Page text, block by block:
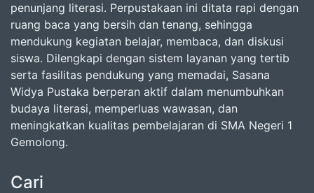
penunjang literasi. Perpustakaan ini ditata rapi dengan
ruang baca yang bersih dan tenang, sehingga
mendukung kegiatan belajar, membaca, dan diskusi
siswa. Dilengkapi dengan sistem layanan yang tertib
serta fasilitas pendukung yang memadai, Sasana
Widya Pustaka berperan aktif dalam menumbuhkan
budaya literasi, memperluas wawasan, dan
meningkatkan kualitas pembelajaran di SMA Negeri 1
Gemolong.
Cari